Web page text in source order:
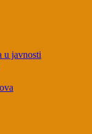
u javnosti